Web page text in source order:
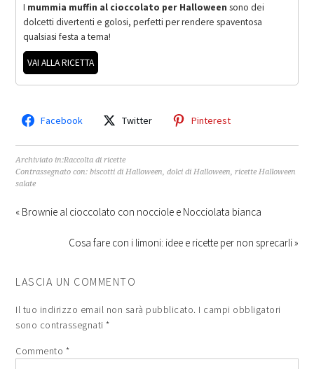
I mummia muffin al cioccolato per Halloween sono dei
dolcetti divertenti e golosi, perfetti per rendere spaventosa
qualsiasi festa a tema!
VAI ALLA RICETTA
Facebook Twitter Pinterest
Archiviato in:Raccolta di ricette
Contrassegnato con:biscotti di Halloween,dolci di Halloween,ricette Halloween
salate
« Brownie al cioccolato con nocciole e Nocciolata bianca
Cosa fare con i limoni: idee e ricette per non sprecarli »
LASCIA UN COMMENTO
Il tuo indirizzo email non sarà pubblicato. I campi obbligatori
sono contrassegnati*
Commento *